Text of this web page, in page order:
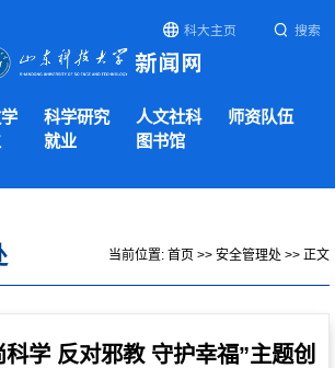
科大主页 搜索
科学研究 人文社科
师资队伍
就业 图书馆
当前位置: 首页 >> 安全管理处 >> 正文
学 反对邪教 守护幸福”主题创